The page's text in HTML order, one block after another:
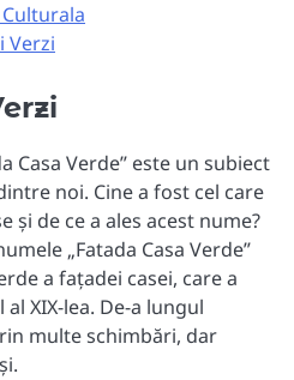
Verzi
Casa Verde” este un subiect
noi. Cine a fost cel care
și de ce a ales acest nume?
„Fatada Casa Verde”
a fațadei casei, care a
XIX-lea. De-a lungul
multe schimbări, dar